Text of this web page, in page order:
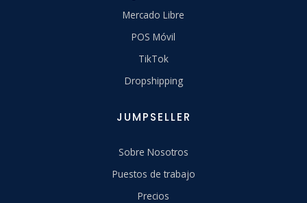
Mercado Libre
POS Móvil
TikTok
Dropshipping
JUMPSELLER
Sobre Nosotros
Puestos de trabajo
Precios